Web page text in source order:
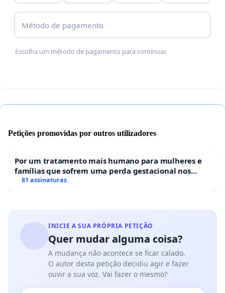
Método de pagamento
Escolha um método de pagamento para continuar.
Petições promovidas por outros utilizadores
Por um tratamento mais humano para mulheres e
famílias que sofrem uma perda gestacional nos
hospitais portugueses
81 assinaturas
INICIE A SUA PRÓPRIA PETIÇÃO
Quer mudar alguma coisa?
A mudança não acontece se ficar calado.
O autor desta petição decidiu agir e fazer
ouvir a sua voz. Vai fazer o mesmo?